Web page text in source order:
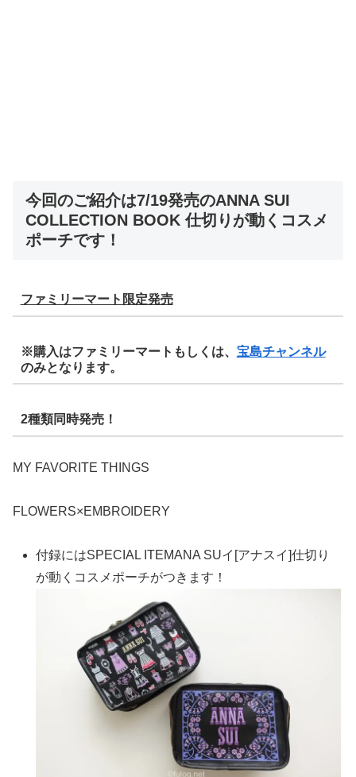
今回のご紹介は7/19発売のANNA SUI
COLLECTION BOOK 仕切りが動くコスメ
ポーチです！
ファミリーマート限定発売
※購入はファミリーマートもしくは、 宝島チャンネル
のみとなります。
2種類同時発売！
MY FAVORITE THINGS
FLOWERS×EMBROIDERY
付録にはSPECIAL ITEMANA SUイ[アナスイ]仕切り
が動くコスメポーチがつきます！